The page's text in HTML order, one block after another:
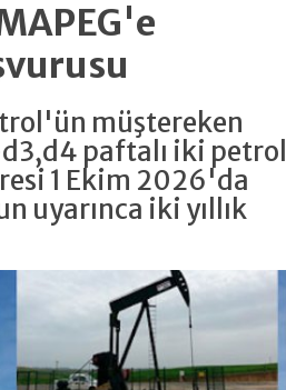
müştereken
paftalı iki petrol
1 Ekim 2026'da
uyarınca iki yıllık